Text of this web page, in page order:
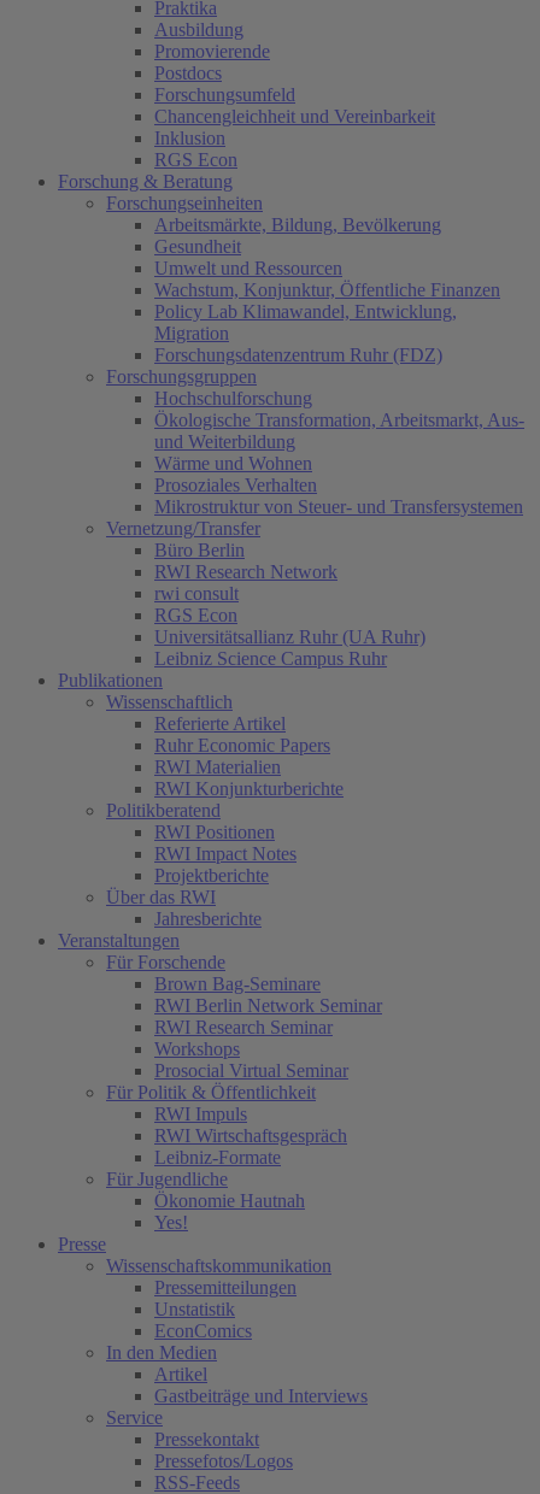
Praktika
Ausbildung
Promovierende
Postdocs
Forschungsumfeld
Chancengleichheit und Vereinbarkeit
Inklusion
RGS Econ
Forschung & Beratung
Forschungseinheiten
Arbeitsmärkte, Bildung, Bevölkerung
Gesundheit
Umwelt und Ressourcen
Wachstum, Konjunktur, Öffentliche Finanzen
Policy Lab Klimawandel, Entwicklung,
Migration
Forschungsdatenzentrum Ruhr (FDZ)
Forschungsgruppen
Hochschulforschung
Ökologische Transformation, Arbeitsmarkt, Aus-
und Weiterbildung
Wärme und Wohnen
Prosoziales Verhalten
Mikrostruktur von Steuer- und Transfersystemen
Vernetzung/Transfer
Büro Berlin
RWI Research Network
rwi consult
RGS Econ
Universitätsallianz Ruhr (UA Ruhr)
Leibniz Science Campus Ruhr
Publikationen
Wissenschaftlich
Referierte Artikel
Ruhr Economic Papers
RWI Materialien
RWI Konjunkturberichte
Politikberatend
RWI Positionen
RWI Impact Notes
Projektberichte
Über das RWI
Jahresberichte
Veranstaltungen
Für Forschende
Brown Bag-Seminare
RWI Berlin Network Seminar
RWI Research Seminar
Workshops
Prosocial Virtual Seminar
Für Politik & Öffentlichkeit
RWI Impuls
RWI Wirtschaftsgespräch
Leibniz-Formate
Für Jugendliche
Ökonomie Hautnah
Yes!
Presse
Wissenschaftskommunikation
Pressemitteilungen
Unstatistik
EconComics
In den Medien
Artikel
Gastbeiträge und Interviews
Service
Pressekontakt
Pressefotos/Logos
RSS-Feeds